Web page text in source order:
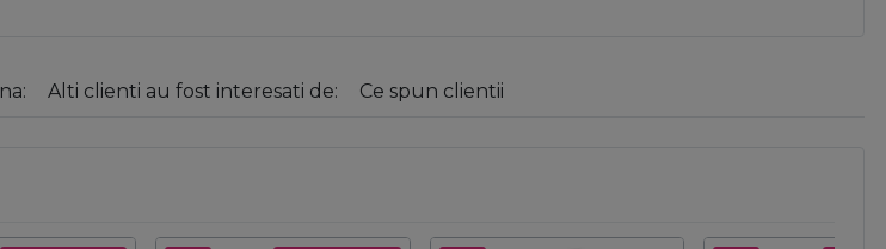
Alti clienti au fost interesati de: Ce spun clientii